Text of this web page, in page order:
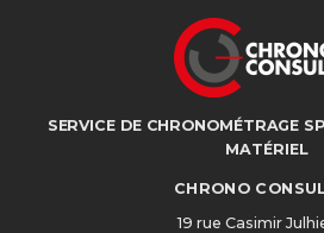
SERVICE DE CHRONOMÉTRAGE
MATÉRIEL
CHRONO
19 rue Casimir